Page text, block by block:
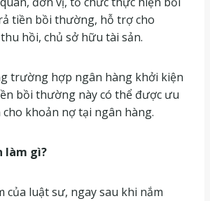
tiền bồi thường, hỗ trợ cho
hồi, chủ sở hữu tài sản.
trường hợp ngân hàng khởi kiện
bồi thường này có thể được ưu
khoản nợ tại ngân hàng.
làm gì?
của luật sư, ngay sau khi nắm